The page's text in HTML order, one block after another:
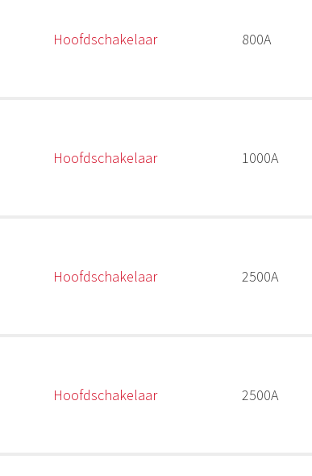
Hoofdschakelaar 800A
Hoofdschakelaar 1000A
Hoofdschakelaar 2500A
Hoofdschakelaar 2500A